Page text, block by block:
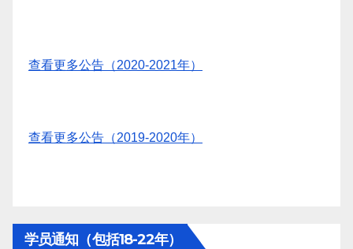
查看更多公告（2020-2021年）
查看更多公告（2019-2020年）
学员通知（包括18-22年）